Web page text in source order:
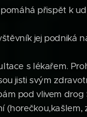
přispět k
jej podniká
s lékařem.
jisti svým
pod vlivem drog
(horečkou,kašlem,